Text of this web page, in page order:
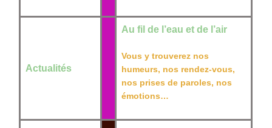
Actualités
Au fil de l’eau et de l’air
Vous y trouverez nos
humeurs, nos rendez-vous,
nos prises de paroles, nos
émotions…